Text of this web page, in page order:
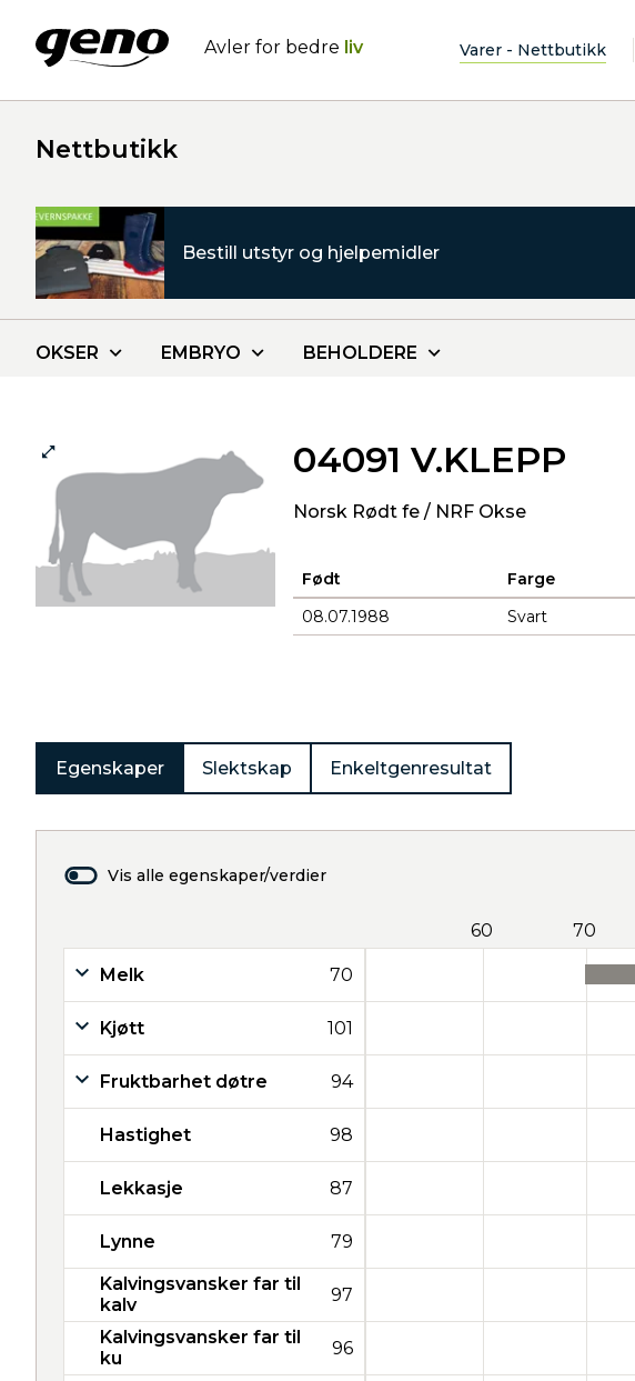
Avler for bedre liv Varer - Nettbutikk
Nettbutikk
Bestill utstyr og hjelpemidler
OKSER EMBRYO BEHOLDERE
04091 V.KLEPP
Norsk Rødt fe / NRF Okse
Født Farge
08.07.1988
Svart
Egenskaper Slektskap Enkeltgenresultat
Vis alle egenskaper/verdier
60 70
Melk 70
Kjøtt 101
Fruktbarhet døtre 94
Hastighet 98
Lekkasje 87
Lynne 79
Kalvingsvansker far til
kalv
97
Kalvingsvansker far til
ku
96